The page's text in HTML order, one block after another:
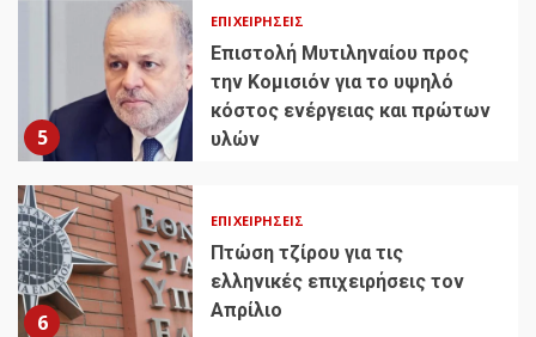
5
ΕΠΙΧΕΙΡΉΣΕΙΣ
Επιστολή Μυτιληναίου προς
την Κομισιόν για το υψηλό
κόστος ενέργειας και πρώτων
υλών
6
ΕΠΙΧΕΙΡΉΣΕΙΣ
Πτώση τζίρου για τις
ελληνικές επιχειρήσεις τον
Απρίλιο